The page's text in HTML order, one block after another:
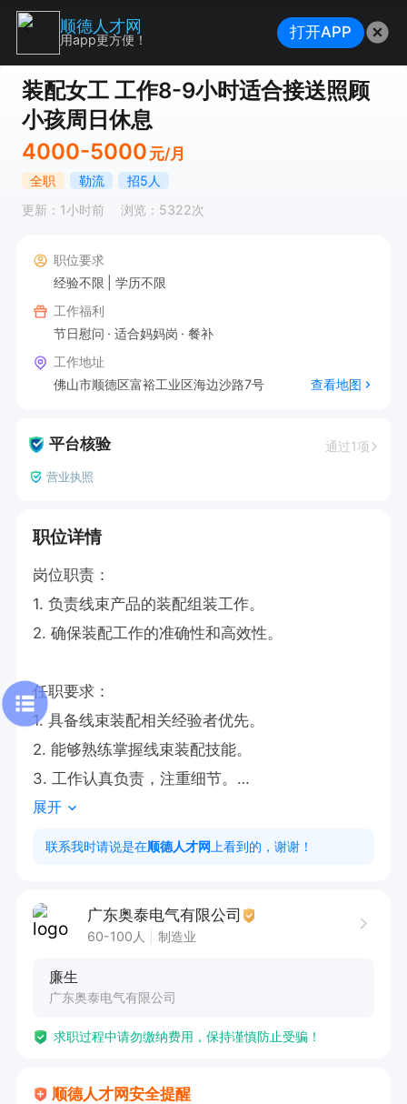
装配女工 工作8-9小时适合接送照顾
小孩周日休息
4000-5000 元/月
全职 勒流
招5人
更新：1小时前
浏览：5322次
职位要求
经验不限
学历不限
工作福利
节日慰问
适合妈妈岗
餐补
工作地址
佛山市顺德区富裕工业区海边沙路7号
查看地图
平台核验 通过1项
营业执照
职位详情
岗位职责：
1. 负责线束产品的装配组装工作。
2. 确保装配工作的准确性和高效性。
任职要求：
1. 具备线束装配相关经验者优先。
2. 能够熟练掌握线束装配技能。
3. 工作认真负责，注重细节。
4. 适应优越的工作环境。
上手。工作环境优越，夏季配备空调。在这里，您
间。我们提供餐补，薪资实行综合计件制，收入可
富路口公交站.三苗文体门卫室二楼）。期待您凭
展开
联系我时请说是在顺德人才网 上看到的，谢谢！
广东奥泰电气有限公司
60-100人 制造业
廉生
广东奥泰电气有限公司
求职过程中请勿缴纳费用，保持谨慎防止受骗！
顺德人才网安全提醒
顺德人才网
用app更方便！ 打开APP